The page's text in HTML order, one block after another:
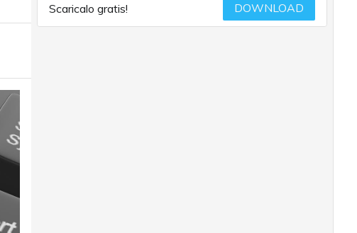
Scaricalo gratis! DOWNLOAD